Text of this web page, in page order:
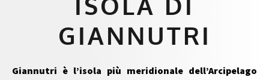
GIANNUTRI
Giannutri è l’isola più meridionale dell’Arcipelago